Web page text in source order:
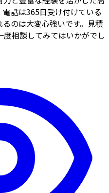
話は365日受け付けている
のは大変心強いです。見積
相談してみてはいかがでし